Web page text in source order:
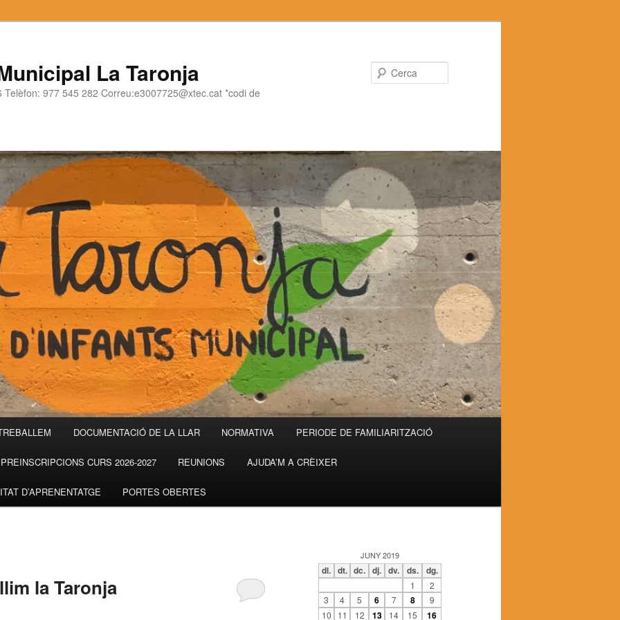
La Taronja
977 545 282 Correu:e3007725@xtec.cat *codi de
DOCUMENTACIÓ DE LA LLAR NORMATIVA PERIODE DE FAMILIARITZACIÓ
PREINSCRIPCIONS CURS 2026-2027 REUNIONS AJUDA’M A CRÈIXER
D’APRENENTATGE PORTES OBERTES
la Taronja
JUNY 2019
dl. dt. dc. dj. dv. ds. dg.
1
2
3
4 5 6 7 8
9
10
11 12 13 14 15 16